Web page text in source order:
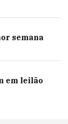
semana
em leilão